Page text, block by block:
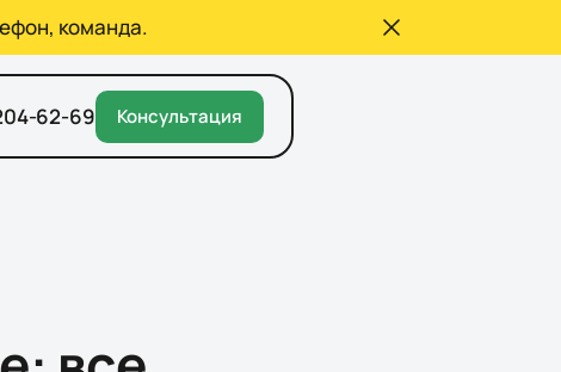
команда.
62-69 Консультация